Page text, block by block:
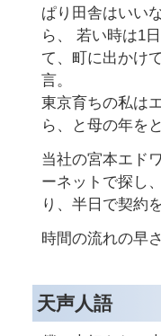
ぱり田舎はいい
ら、 若い時は1
て、町に出かけ
言。
東京育ちの私は
ら、と母の年を
当社の宮本エド
ーネットで探し
り、半日で契約
時間の流れの早
天声人語